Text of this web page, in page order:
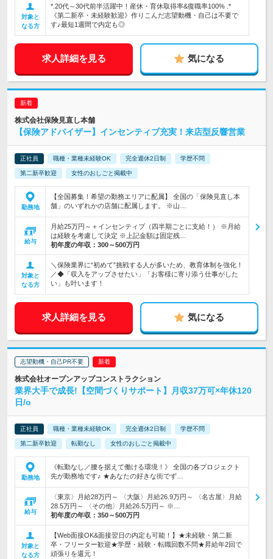
対象と
なる方
*.20代～30代前半活躍中！産休・育休取得率&復職率100% .*
《第二新卒・未経験歓迎》作りこんだ志望動機・自己は不要で
す♪最短1週間で内定も◎
求人詳細を見る 気になる
株式会社保険見直し本舗
【保険アドバイザー】インセンティブ充実！来店型反響営業
正社員 職種・業種未経験OK 完全週休2日制 学歴不問
第二新卒歓迎 女性のおしごと掲載中
勤務地
【全国募集！希望の勤務エリアに配属】 全国の「保険見直し本
舗」のいずれかの店舗に配属します。 ※山…
給与
月給25万円～＋インセンティブ（四半期ごとに支給！） ※月給
は経験を考慮して決定 ※上記金額は固定残…
初年度の年収： 300～500万円
対象と
なる方
＼保険業界に“初めて”挑戦する人が多いため、教育体制を強化！
／◆「収入をアップさせたい」「お客様に寄り添う仕事がした
い」も叶います！
求人詳細を見る 気になる
志望動機・自己PR不要
株式会社オープンアップコンストラクション
業界大手で成長!【空間づくりサポート】月収37万可×年休120
日/o
正社員 職種・業種未経験OK 完全週休2日制 学歴不問
第二新卒歓迎 転勤なし 女性のおしごと掲載中
勤務地
《転勤なし／腰を据えて働ける環境！》 全国の各プロジェクト
先が勤務地です♪ ★あなたの好きな街でず…
給与
〈東京〉月給28万円～ 〈大阪〉月給26.9万円～ 〈名古屋〉月給
28.5万円～ 〈その他〉月給26.5万円～ ※…
初年度の年収： 350～500万円
対象と
なる方
【Web面接OK&面接翌日の内定も可能！】★未経験・第二新
卒・フリーター歓迎★学歴・経験・転職回数不問★昇給年2回で
頑張りを還元！